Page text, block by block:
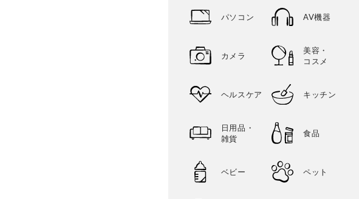
パソコン AV機器
カメラ
美容・
コスメ
ヘルスケア キッチン
日用品・
雑貨
食品
ベビー ペット